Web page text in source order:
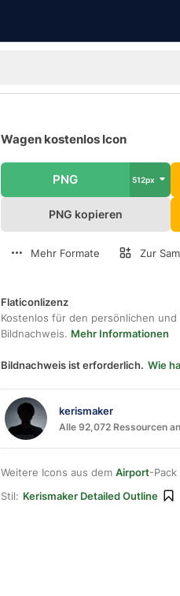
Wagen kostenlos Icon
PNG 512px
PNG kopieren
Mehr Formate Zur
Flaticonlizenz
Kostenlos für den persönlichen
Bildnachweis. Mehr Informationen
Bildnachweis ist erforderlich. Wie
kerismaker
Alle 92,072 Ressourcen
Weitere Icons aus dem Airport-Pack
Stil: Kerismaker Detailed Outline